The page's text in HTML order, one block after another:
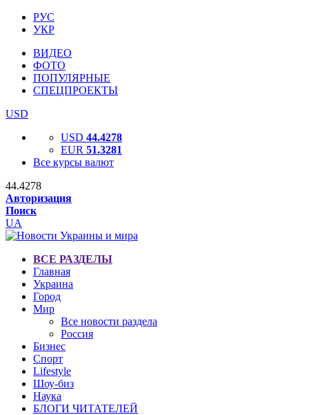
РУС
УКР
ВИДЕО
ФОТО
ПОПУЛЯРНЫЕ
СПЕЦПРОЕКТЫ
USD
USD 44.4278
EUR 51.3281
Все курсы валют
44.4278
Авторизация
Поиск
UA
ВСЕ РАЗДЕЛЫ
Главная
Украина
Город
Мир
Все новости раздела
Россия
Бизнес
Спорт
Lifestyle
Шоу-биз
Наука
БЛОГИ ЧИТАТЕЛЕЙ